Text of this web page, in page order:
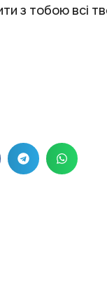
з тобою всі